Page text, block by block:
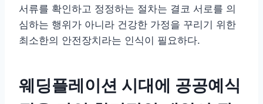
서류를 확인하고 정정하는 절차는 결코 서로를 의
심하는 행위가 아니라 건강한 가정을 꾸리기 위한
최소한의 안전장치라는 인식이 필요하다.
웨딩플레이션 시대에 공공예식